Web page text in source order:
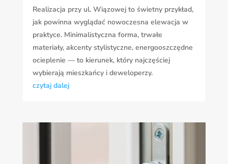
Realizacja przy ul. Wiązowej to świetny przykład,
jak powinna wyglądać nowoczesna elewacja w
praktyce. Minimalistyczna forma, trwałe
materiały, akcenty stylistyczne, energooszczędne
ocieplenie — to kierunek, który najczęściej
wybierają mieszkańcy i deweloperzy.
czytaj dalej